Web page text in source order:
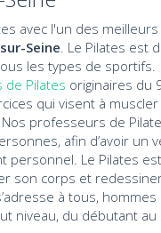
avec l'un des
Seine. Le Pilates est
les types de sportifs.
de Pilates originaires du
qui visent à
professeurs de
afin d’avoir un
personnel. Le Pilates
son corps et
à tous,
niveau, du débutant